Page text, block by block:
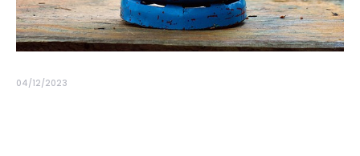
04/12/2023